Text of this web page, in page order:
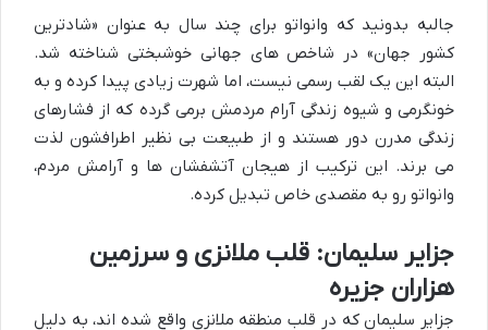
جالبه بدونید که وانواتو برای چند سال به عنوان «شادترین
کشور جهان» در شاخص های جهانی خوشبختی شناخته شد.
البته این یک لقب رسمی نیست، اما شهرت زیادی پیدا کرده و به
خونگرمی و شیوه زندگی آرام مردمش برمی گرده که از فشارهای
زندگی مدرن دور هستند و از طبیعت بی نظیر اطرافشون لذت
می برند. این ترکیب از هیجان آتشفشان ها و آرامش مردم،
وانواتو رو به مقصدی خاص تبدیل کرده.
جزایر سلیمان: قلب ملانزی و سرزمین
هزاران جزیره
جزایر سلیمان که در قلب منطقه ملانزی واقع شده اند، به دلیل